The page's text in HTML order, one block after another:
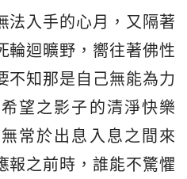
法入手的心月，又隔著
輪迴曠野，嚮往著佛性
不知那是自己無能為力
望之影子的清淨快樂
常於出息入息之間來
報之前時，誰能不驚懼